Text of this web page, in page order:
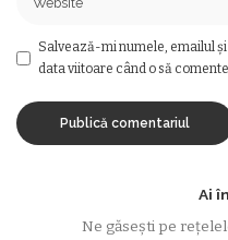
Salvează-mi numele, emailul
data viitoare când o să
Ai
Ne găsești pe